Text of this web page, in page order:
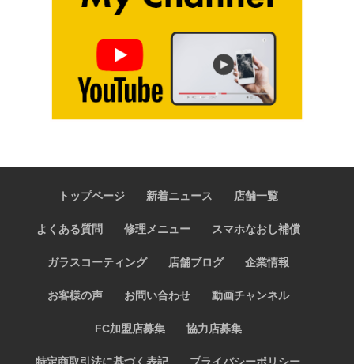
トップページ 新着ニュース 店舗一覧
よくある質問 修理メニュー スマホなおし補償
ガラスコーティング 店舗ブログ 企業情報
お客様の声 お問い合わせ 動画チャンネル
FC加盟店募集 協力店募集